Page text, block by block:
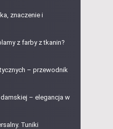
znaczenie i
z farby z tkanin?
– przewodnik
– elegancja w
Tuniki